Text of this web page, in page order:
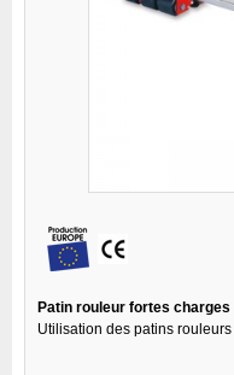
Patin rouleur fortes charges
Utilisation des patins